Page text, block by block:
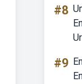
#8
#9